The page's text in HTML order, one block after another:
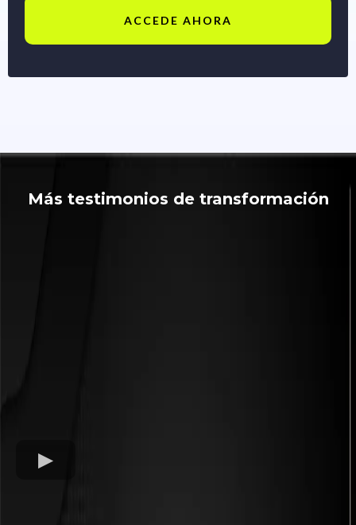
ACCEDE AHORA
Más testimonios de transformación